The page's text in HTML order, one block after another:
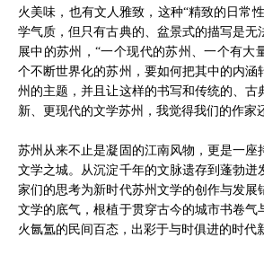
火美味，也有文人雅致，这种“精致的日常
学气质，但只有古典的、盆景式的描写是无
展中的苏州，“一个现代的苏州、一个有大
个不断世界化的苏州，要如何把其中的内涵
州的主题，并且让这样的书写和传统的、古
新、更现代的文学苏州，我觉得我们的作家
苏州从来不止是凝固的江南风物，更是一座
文学之城。从沉淀千年的文脉遗存到蓬勃迸
家们的思考为新时代苏州文学的创作与发展
文学的底气，根植于贯穿古今的城市书卷气
火氤氲的民间百态，出彩于与时俱进的时代